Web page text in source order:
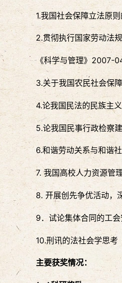
1.我国社会保障立法原
2.贯彻执行国家劳动法
《科学与管理》2007-
3.关于我国农民社会保
4.论我国民法的民族主
5.论我国民事行政检察
6.和谐劳动关系与和谐
7. 我国高校人力资源管
8. 开展创先争优活动，
9．试论集体合同的工
10.刑讯的法社会学思
主要获奖情况：